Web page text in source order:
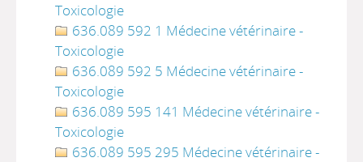
Toxicologie
636.089 592 1 Médecine vétérinaire -
Toxicologie
636.089 592 5 Médecine vétérinaire -
Toxicologie
636.089 595 141 Médecine vétérinaire -
Toxicologie
636.089 595 295 Médecine vétérinaire -